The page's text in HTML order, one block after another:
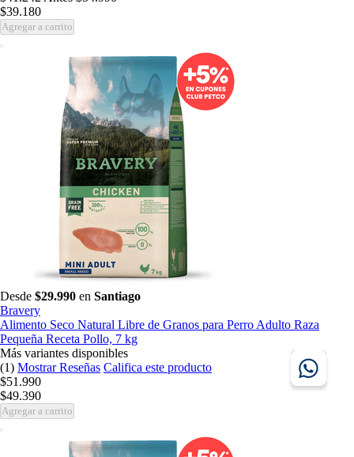
$39.180
Agregar a carrito
Desde $29.990 en Santiago
Bravery
Alimento Seco Natural Libre de Granos para Perro Adulto Raza
Pequeña Receta Pollo, 7 kg
Más variantes disponibles
(1) Mostrar Reseñas Califica este producto
$51.990
$49.390
Agregar a carrito